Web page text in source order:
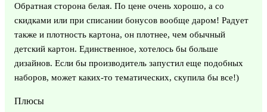
Обратная сторона белая. По цене очень хорошо, а со
скидками или при списании бонусов вообще даром! Радует
также и плотность картона, он плотнее, чем обычный
детский картон. Единственное, хотелось бы больше
дизайнов. Если бы производитель запустил еще подобных
наборов, может каких-то тематических, скупила бы все!)
Плюсы